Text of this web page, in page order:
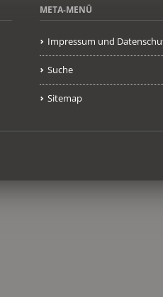
META-MENÜ
Impressum und
Suche
Sitemap